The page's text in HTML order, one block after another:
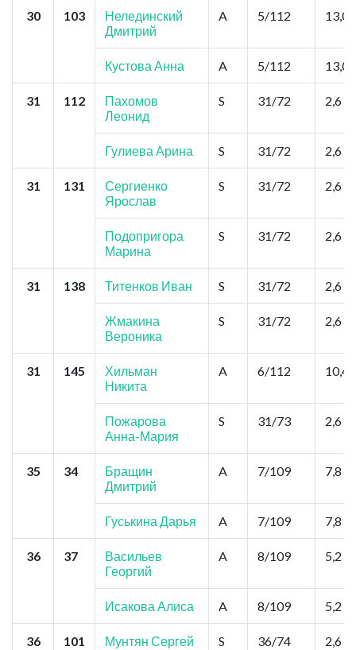
30 103
Нелединский
Дмитрий
A 5/112 13,0
Кустова Анна A 5/112 13,0
31 112
Пахомов
Леонид
S 31/72 2,6
Гулиева Арина S 31/72 2,6
31 131
Сергиенко
Ярослав
S 31/72 2,6
Подопригора
Марина
S 31/72 2,6
31 138 Титенков Иван S 31/72 2,6
Жмакина
Вероника
S 31/72 2,6
31 145
Хильман
Никита
A 6/112 10,4
Пожарова
Анна-Мария
S 31/73 2,6
35 34
Бращин
Дмитрий
A 7/109 7,8
Гуськина Дарья A 7/109 7,8
36 37
Васильев
Георгий
A 8/109 5,2
Исакова Алиса A 8/109 5,2
36 101 Мунтян Сергей S 36/74 2,6